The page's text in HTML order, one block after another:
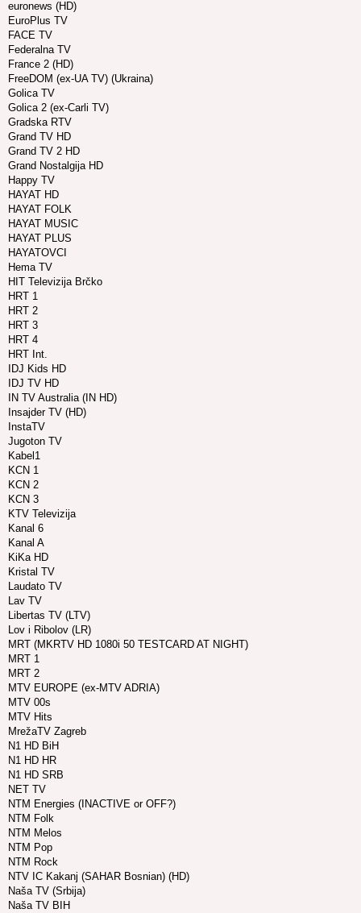
euronews (HD)
EuroPlus TV
FACE TV
Federalna TV
France 2 (HD)
FreeDOM (ex-UA TV) (Ukraina)
Golica TV
Golica 2 (ex-Carli TV)
Gradska RTV
Grand TV HD
Grand TV 2 HD
Grand Nostalgija HD
Happy TV
HAYAT HD
HAYAT FOLK
HAYAT MUSIC
HAYAT PLUS
HAYATOVCI
Hema TV
HIT Televizija Brčko
HRT 1
HRT 2
HRT 3
HRT 4
HRT Int.
IDJ Kids HD
IDJ TV HD
IN TV Australia (IN HD)
Insajder TV (HD)
InstaTV
Jugoton TV
Kabel1
KCN 1
KCN 2
KCN 3
KTV Televizija
Kanal 6
Kanal A
KiKa HD
Kristal TV
Laudato TV
Lav TV
Libertas TV (LTV)
Lov i Ribolov (LR)
MRT (MKRTV HD 1080i 50 TESTCARD AT NIGHT)
MRT 1
MRT 2
MTV EUROPE (ex-MTV ADRIA)
MTV 00s
MTV Hits
MrežaTV Zagreb
N1 HD BiH
N1 HD HR
N1 HD SRB
NET TV
NTM Energies (INACTIVE or OFF?)
NTM Folk
NTM Melos
NTM Pop
NTM Rock
NTV IC Kakanj (SAHAR Bosnian) (HD)
Naša TV (Srbija)
Naša TV BIH